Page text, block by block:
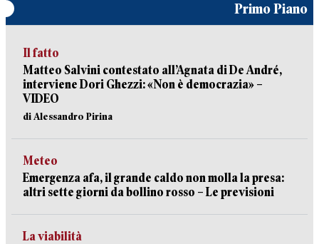
Primo Piano
Il fatto
Matteo Salvini contestato all’Agnata di De André,
interviene Dori Ghezzi: «Non è democrazia» –
VIDEO
di Alessandro Pirina
Meteo
Emergenza afa, il grande caldo non molla la presa:
altri sette giorni da bollino rosso – Le previsioni
La viabilità